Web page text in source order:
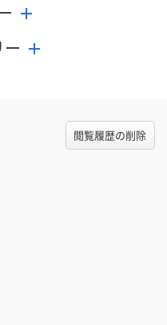
閲覧履歴の削除